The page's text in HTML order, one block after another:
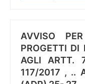
AVVISO
PROGETTI DI
AGLI ARTT.
117/2017 , ..